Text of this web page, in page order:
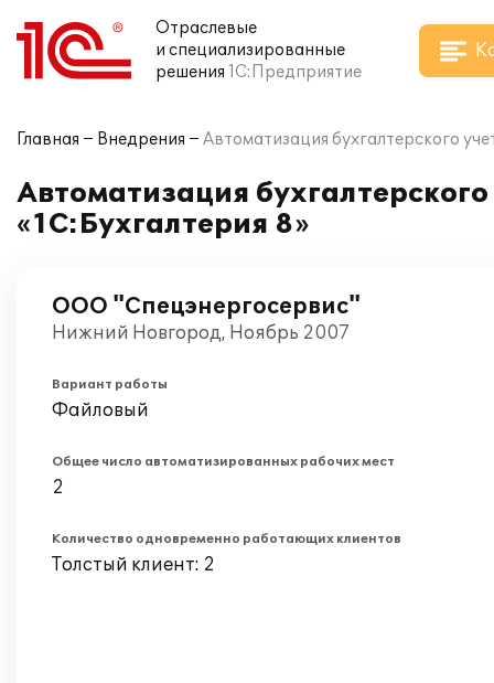
Отраслевые
и специализированные
решения 1С:Предприятие
Главная Внедрения Автоматизация бухгалтерского
Автоматизация
«1С:Бухгалтерия 8»
ООО "Спецэнергосервис"
Нижний Новгород, Ноябрь 2007
Вариант работы
Файловый
Общее число автоматизированных рабочих мест
2
Количество одновременно работающих клиентов
Толстый клиент: 2